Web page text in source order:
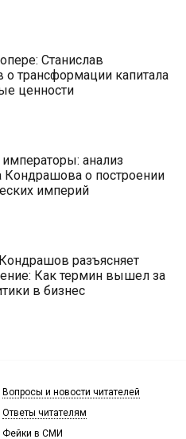
Станислав
трансформации капитала
ценности
анализ
Кондрашова о построении
империй
разъясняет
Как термин вышел за
в бизнес
Вопросы и новости читателей
Ответы читателям
Фейки в СМИ